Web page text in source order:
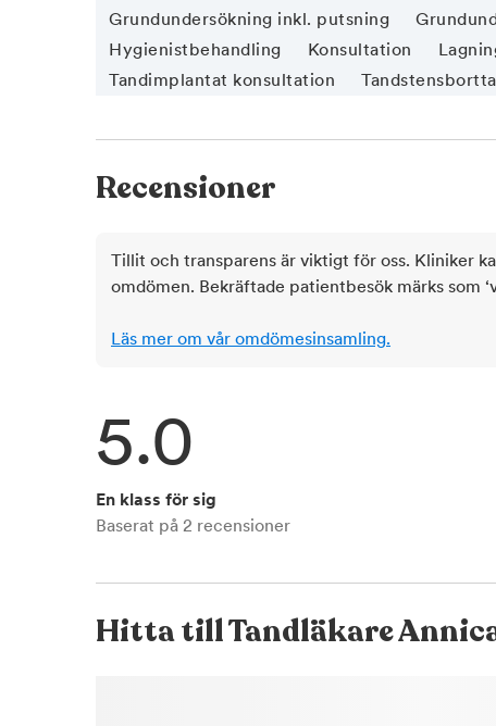
Grundundersökning inkl. putsning
Hygienistbehandling
Konsultation
Tandimplantat konsultation
Recensioner
Tillit och transparens är viktigt för oss. Kliniker
omdömen. Bekräftade patientbesök märks som
Läs mer om vår omdömesinsamling.
5.0
En klass för sig
Baserat på 2 recensioner
Hitta tillTandläkare